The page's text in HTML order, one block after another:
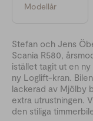
Modellår
Stefan och Jens
Scania R580,
istället tagit ut en
ny Loglift-kran.
lackerad av Mjölby
extra utrustningen.
den stiliga